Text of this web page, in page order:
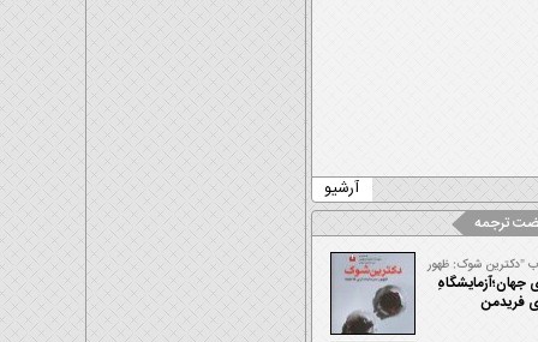
آرشیو
ترجمه
"دکترین شوک: ظهور
فاجعه"/مرتضی
جهان؛آزمایشگاه­ِ
فریدمن